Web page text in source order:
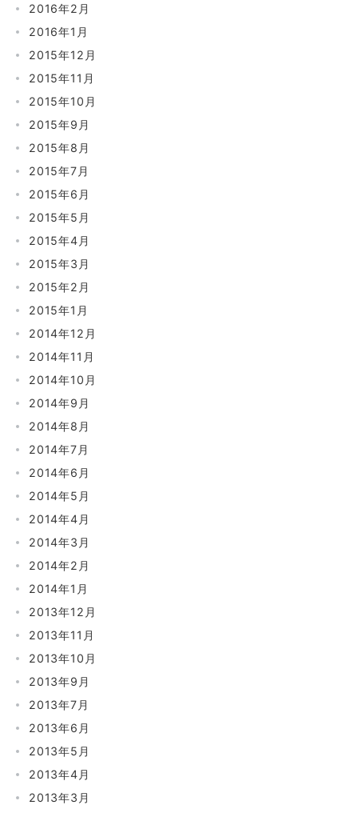
2016年2月
2016年1月
2015年12月
2015年11月
2015年10月
2015年9月
2015年8月
2015年7月
2015年6月
2015年5月
2015年4月
2015年3月
2015年2月
2015年1月
2014年12月
2014年11月
2014年10月
2014年9月
2014年8月
2014年7月
2014年6月
2014年5月
2014年4月
2014年3月
2014年2月
2014年1月
2013年12月
2013年11月
2013年10月
2013年9月
2013年7月
2013年6月
2013年5月
2013年4月
2013年3月